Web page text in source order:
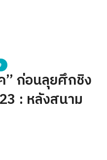
” ก่อนลุยศึกชิง
: หลังสนาม